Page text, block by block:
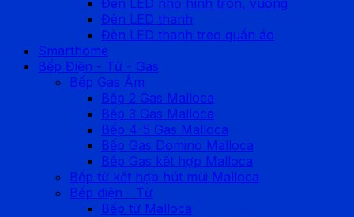
Đèn LED nhỏ hình tròn, vuông
Đèn LED thanh
Đèn LED thanh treo quần áo
Smarthome
Bếp Điện - Từ - Gas
Bếp Gas Âm
Bếp 2 Gas Malloca
Bếp 3 Gas Malloca
Bếp 4-5 Gas Malloca
Bếp Gas Domino Malloca
Bếp Gas kết hợp Malloca
Bếp từ kết hợp hút mùi Malloca
Bếp điện - Từ
Bếp từ Malloca